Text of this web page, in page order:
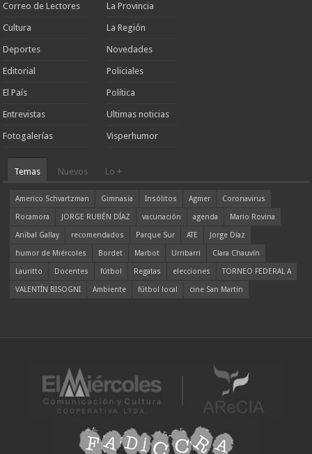
Correo de Lectores
Cultura
Deportes
Editorial
El País
Entrevistas
Fotogalerías
La Provincia
La Región
Novedades
Policiales
Política
Ultimas noticias
Visperhumor
Temas Nuevos Lo +
Americo Schvartzman Gimnasia Insólitos Agmer
Coronavirus
Rocamora
JORGE RUBÉN DÍAZ vacunación agenda
Mario Rovina
Aníbal Gallay
recomendados Parque Sur ATE
Jorge Díaz
humor de Miércoles
Bordet Marbot Urribarri
Clara Chauvín
Lauritto
Docentes fútbol Regatas elecciones
TORNEO FEDERAL A
VALENTÍN BISOGNI
Ambiente fútbol local cine San Martín